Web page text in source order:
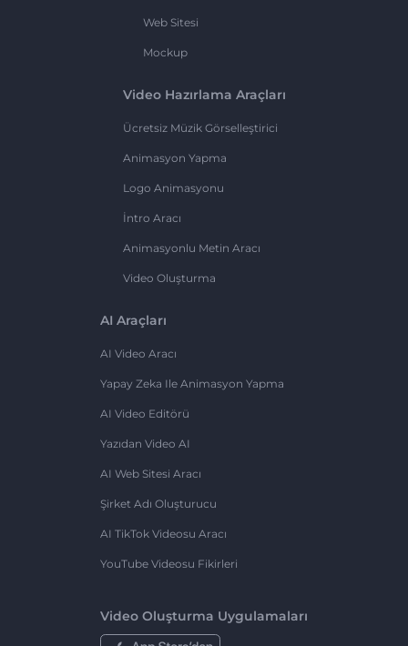
Web Sitesi
Mockup
Video Hazırlama Araçları
Ücretsiz Müzik Görselleştirici
Animasyon Yapma
Logo Animasyonu
İntro Aracı
Animasyonlu Metin Aracı
Video Oluşturma
AI Araçları
AI Video Aracı
Yapay Zeka Ile Animasyon Yapma
AI Video Editörü
Yazıdan Video AI
AI Web Sitesi Aracı
Şirket Adı Oluşturucu
AI TikTok Videosu Aracı
YouTube Videosu Fikirleri
Video Oluşturma Uygulamaları